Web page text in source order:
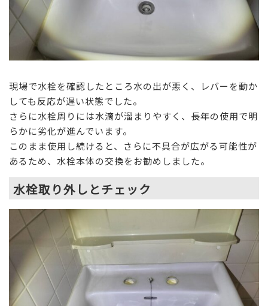
現場で水栓を確認したところ水の出が悪く、レバーを動か
しても反応が遅い状態でした。
さらに水栓周りには水滴が溜まりやすく、長年の使用で明
らかに劣化が進んでいます。
このまま使用し続けると、さらに不具合が広がる可能性が
あるため、水栓本体の交換をお勧めしました。
水栓取り外しとチェック